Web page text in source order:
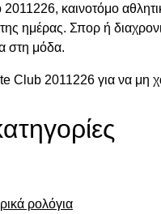
καινοτόμο
ημέρας. Σπορ ή
στη μόδα.
Club 2011226 για να μη
ρολόγια